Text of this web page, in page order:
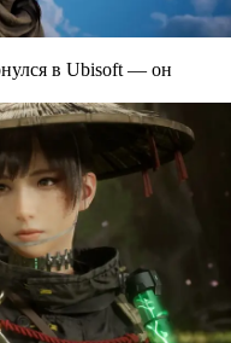
в Ubisoft — он